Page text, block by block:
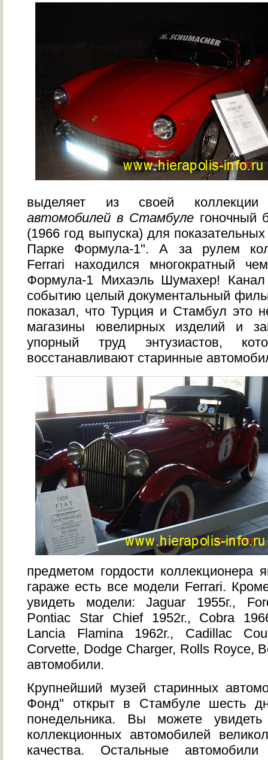
выделяет из своей
автомобилей в Стамбулегоночный
(1966 год выпуска) для
Парке Формула-1". А за рулем
Ferrari находился многократный
Формула-1 Михаэль Шумахер! Канал
событию целый документальный
показал, что Турция и Стамбул это
магазины ювелирных изделий и
упорный труд энтузиастов,
восстанавливают старинные
предметом гордости коллекционера
гараже есть все модели Ferrari.
увидеть модели: Jaguar 1955г.,
Pontiac Star Chief 1952г., Cobra
Lancia Flamina 1962г., Cadillac
Corvette, Dodge Charger, Rolls Royce,
автомобили.
Крупнейший музей старинных
Фонд" открыт в Стамбуле шесть
понедельника. Вы можете
коллекционных автомобилей
качества. Остальные